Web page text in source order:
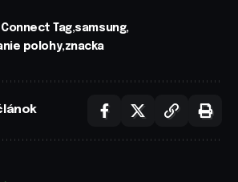
Connect Tag samsung
polohy znacka